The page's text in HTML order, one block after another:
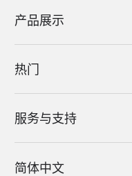
产品展示
热门
服务与支持
简体中文